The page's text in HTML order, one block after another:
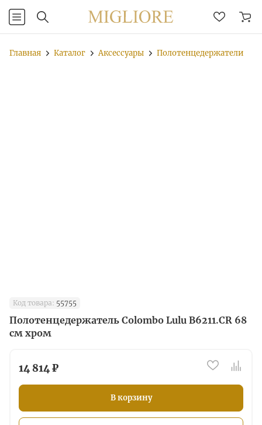
Главная Каталог Аксессуары Полотенцедержатели
Код товара: 55755
Полотенцедержатель Colombo Lulu B6211.CR 68
см хром
14 814 ₽
В корзину